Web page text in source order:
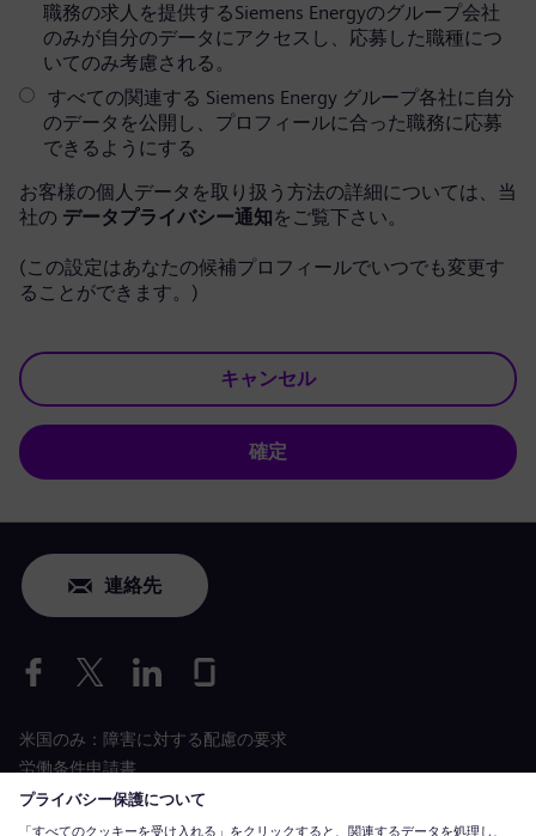
職務の求人を提供するSiemens Energyのグループ会社
のみが自分のデータにアクセスし、応募した職種につ
いてのみ考慮される。
すべての関連する Siemens Energy グループ各社に自分
のデータを公開し、プロフィールに合った職務に応募
できるようにする
お客様の個人データを取り扱う方法の詳細については、当
社の データプライバシー通知をご覧下さい。
(この設定はあなたの候補プロフィールでいつでも変更す
ることができます。)
キャンセル
確定
連絡先
米国のみ：障害に対する配慮の要求
労働条件申請書
siemens-energy.comグローバルウェブサイト